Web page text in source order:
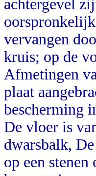
achtergevel
vervangen
kruis; op de
Afmetingen
plaat
bescherming
De vloer is
dwarsbalk,
op een